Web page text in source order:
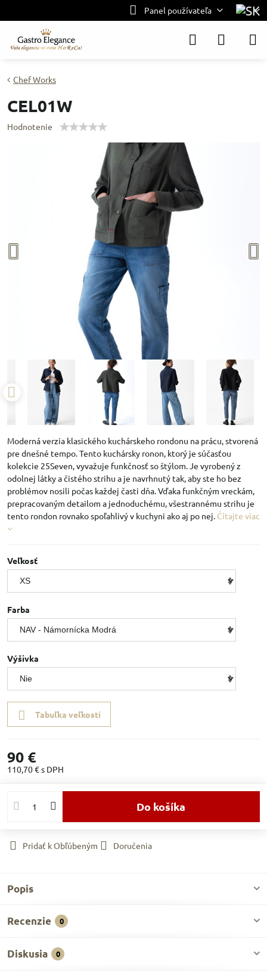
Panel používateľa
Chef Works
CEL01W
Hodnotenie
Moderná verzia klasického kuchárskeho rondonu na prácu, stvorená
pre dnešné tempo. Tento kuchársky ronon, ktorý je súčasťou
kolekcie 25Seven, vyvažuje funkčnosť so štýlom. Je vyrobený z
odolnej látky a čistého strihu a je navrhnutý tak, aby ste ho bez
problémov nosili počas každej časti dňa. Vďaka funkčným vreckám,
prepracovaným detailom a jednoduchému, všestrannému strihu je
tento rondon rovnako spoľahlivý v kuchyni ako aj po nej. Čítajte viac
Veľkosť
Farba
Výšivka
Tabuľka veľkostí
90 €
110,70 €s DPH
Do košíka
Pridať k Obľúbeným Doručenia
Popis
Recenzie 0
Diskusia 0